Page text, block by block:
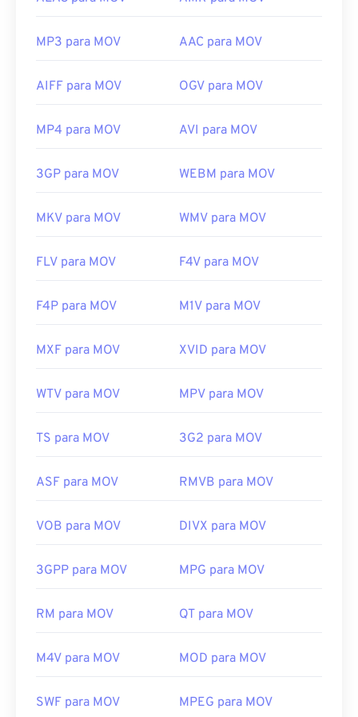
MP3 para MOV AAC para MOV
AIFF para MOV OGV para MOV
MP4 para MOV AVI para MOV
3GP para MOV WEBM para MOV
MKV para MOV WMV para MOV
FLV para MOV F4V para MOV
F4P para MOV M1V para MOV
MXF para MOV XVID para MOV
WTV para MOV MPV para MOV
TS para MOV 3G2 para MOV
ASF para MOV RMVB para MOV
VOB para MOV DIVX para MOV
3GPP para MOV MPG para MOV
RM para MOV QT para MOV
M4V para MOV MOD para MOV
SWF para MOV MPEG para MOV